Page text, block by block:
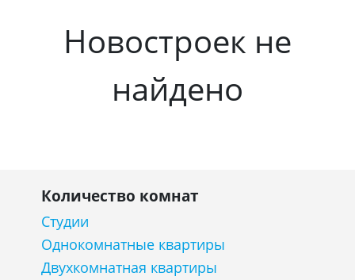
Новостроек не
найдено
Количество комнат
Студии
Однокомнатные квартиры
Двухкомнатная квартиры